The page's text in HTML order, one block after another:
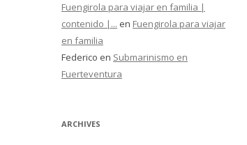
Fuengirola para viajar en familia |
contenido |... en Fuengirola para viajar
en familia
Federico en Submarinismo en
Fuerteventura
ARCHIVES